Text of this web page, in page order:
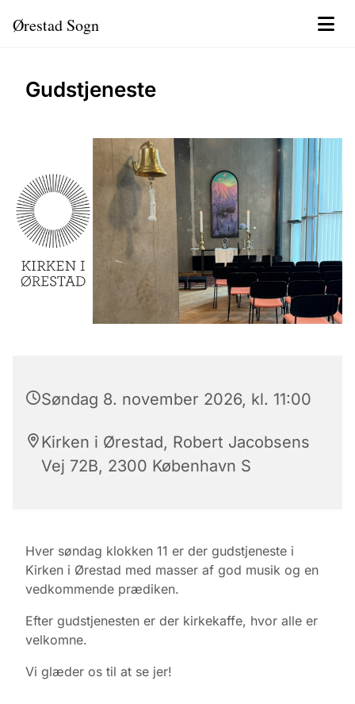
Ørestad Sogn
Gudstjeneste
Søndag 8. november 2026, kl. 11:00
Kirken i Ørestad, Robert Jacobsens
Vej 72B, 2300 København S
Hver søndag klokken 11 er der gudstjeneste i
Kirken i Ørestad med masser af god musik og en
vedkommende prædiken.
Efter gudstjenesten er der kirkekaffe, hvor alle er
velkomne.
Vi glæder os til at se jer!